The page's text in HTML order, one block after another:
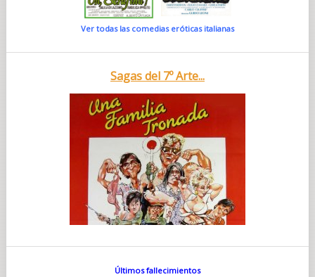
Ver todas las comedias eróticas italianas
Sagas del 7º Arte...
Últimos fallecimientos